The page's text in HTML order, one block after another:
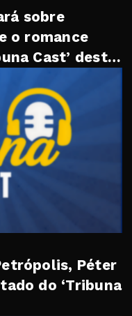
sobre
o romance
Cast’ desta
Péter
do ‘Tribuna